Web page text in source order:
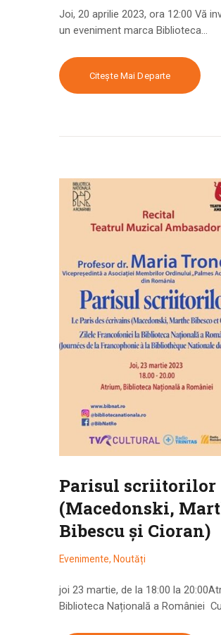
Joi, 20 aprilie 2023, ora 12:00 Vă
un eveniment marca Biblioteca…
Citește Mai Departe
Parisul scriitorilor
(Macedonski,
Bibescu și Cioran)
Evenimente, Noutăți
joi 23 martie, de la 18:00 la
Biblioteca Națională a României